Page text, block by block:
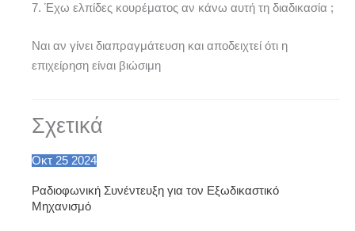
7. Έχω ελπίδες κουρέματος αν κάνω αυτή τη διαδικασία ;
Ναι αν γίνει διαπραγμάτευση και αποδειχτεί ότι η
επιχείρηση είναι βιώσιμη
Σχετικά
Οκτ 25 2024
Ραδιοφωνική Συνέντευξη για τον Εξωδικαστικό
Μηχανισμό